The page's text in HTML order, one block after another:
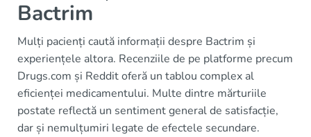
Bactrim
Mulți pacienți caută informații despre Bactrim și
experiențele altora. Recenziile de pe platforme precum
Drugs.com și Reddit oferă un tablou complex al
eficienței medicamentului. Multe dintre mărturiile
postate reflectă un sentiment general de satisfacție,
dar și nemulțumiri legate de efectele secundare.